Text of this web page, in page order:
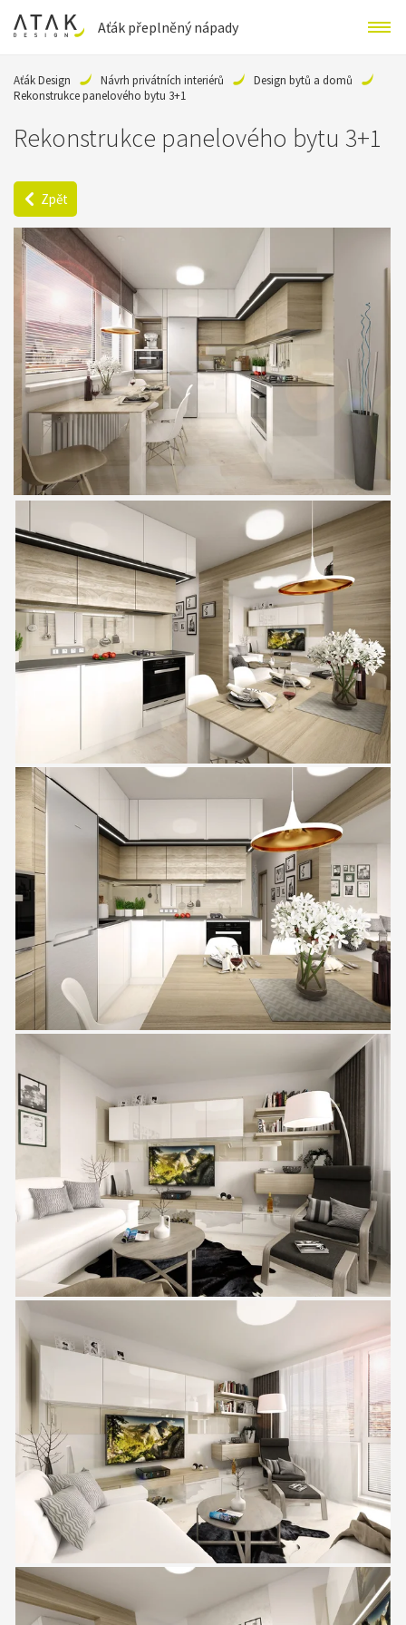
Aťák přeplněný nápady
Aťák Design Návrh privátních interiérů
Design bytů a domů
Rekonstrukce panelového bytu 3+1
Rekonstrukce panelového bytu 3+1
Zpět